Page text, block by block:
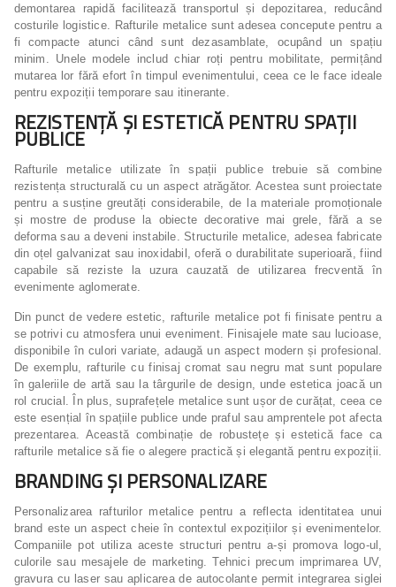
demontarea rapidă facilitează transportul și depozitarea, reducând
costurile logistice. Rafturile metalice sunt adesea concepute pentru a
fi compacte atunci când sunt dezasamblate, ocupând un spațiu
minim. Unele modele includ chiar roți pentru mobilitate, permițând
mutarea lor fără efort în timpul evenimentului, ceea ce le face ideale
pentru expoziții temporare sau itinerante.
REZISTENȚĂ ȘI ESTETICĂ PENTRU SPAȚII
PUBLICE
Rafturile metalice utilizate în spații publice trebuie să combine
rezistența structurală cu un aspect atrăgător. Acestea sunt proiectate
pentru a susține greutăți considerabile, de la materiale promoționale
și mostre de produse la obiecte decorative mai grele, fără a se
deforma sau a deveni instabile. Structurile metalice, adesea fabricate
din oțel galvanizat sau inoxidabil, oferă o durabilitate superioară, fiind
capabile să reziste la uzura cauzată de utilizarea frecventă în
evenimente aglomerate.
Din punct de vedere estetic, rafturile metalice pot fi finisate pentru a
se potrivi cu atmosfera unui eveniment. Finisajele mate sau lucioase,
disponibile în culori variate, adaugă un aspect modern și profesional.
De exemplu, rafturile cu finisaj cromat sau negru mat sunt populare
în galeriile de artă sau la târgurile de design, unde estetica joacă un
rol crucial. În plus, suprafețele metalice sunt ușor de curățat, ceea ce
este esențial în spațiile publice unde praful sau amprentele pot afecta
prezentarea. Această combinație de robustețe și estetică face ca
rafturile metalice să fie o alegere practică și elegantă pentru expoziții.
BRANDING ȘI PERSONALIZARE
Personalizarea rafturilor metalice pentru a reflecta identitatea unui
brand este un aspect cheie în contextul expozițiilor și evenimentelor.
Companiile pot utiliza aceste structuri pentru a-și promova logo-ul,
culorile sau mesajele de marketing. Tehnici precum imprimarea UV,
gravura cu laser sau aplicarea de autocolante permit integrarea siglei